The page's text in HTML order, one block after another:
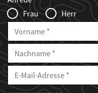
Frau
Herr
Vorname
Nachname
E-
Mailadresse
E-
Adresse